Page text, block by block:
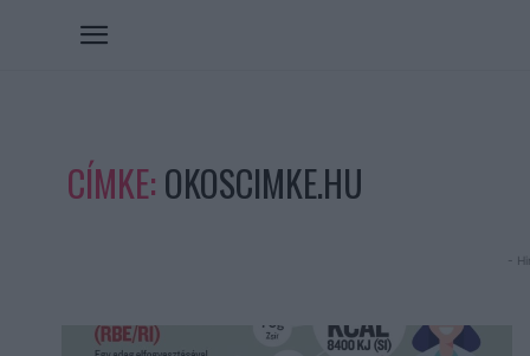
CÍMKE: OKOSCIMKE.HU
-